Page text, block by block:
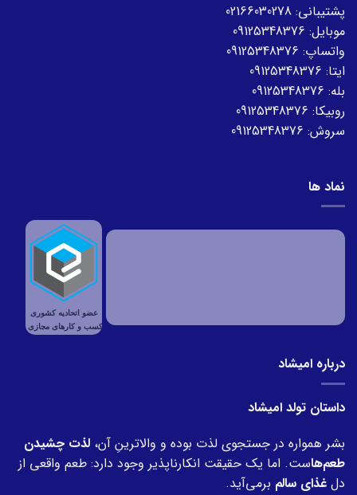
پشتیبانی: 02166030278
موبایل: 09125348376
واتساپ: 09125348376
ایتا: 09125348376
بله: 09125348376
روبیکا: 09125348376
سروش: 09125348376
نماد ها
درباره امیشاد
داستان تولد امیشاد
بشر همواره در جستجوی لذت بوده و والاترینِ آن، لذت چشیدن
طعم‌هاست. اما یک حقیقت انکارناپذیر وجود دارد: طعم واقعی از
دل غذای سالم برمی‌آید.